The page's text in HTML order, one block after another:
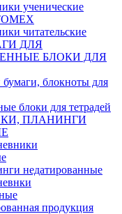
ученические
читательские
ДЛЯ
БЛОКИ ДЛЯ
блокноты для
блоки для тетрадей
ПЛАНИНГИ
недатированные
продукция